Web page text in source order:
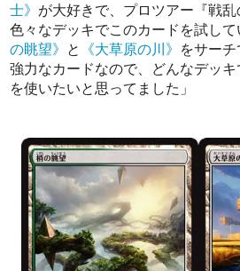
士》 が大好きで、プロツアー『戦
色々なデッキでこのカードを試して
の眺望》 と 《大草原の川》 をサー
強力なカードなので、どんなデッ
を使いたいと思ってました」